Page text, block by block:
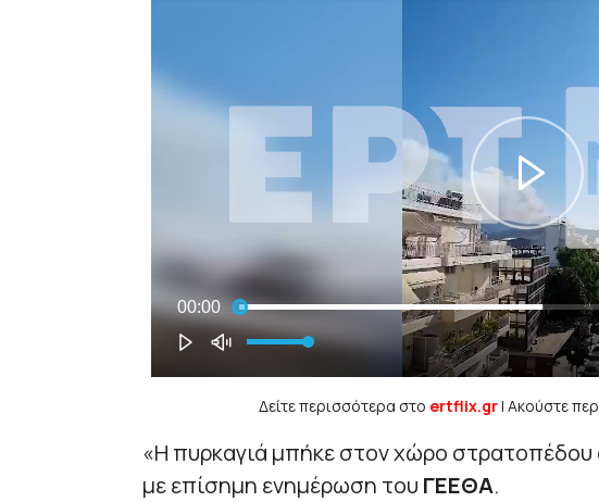
Δείτε περισσότερα στο ertflix.gr| Ακούστε
«Η πυρκαγιά μπήκε στον χώρο
με επίσημη ενημέρωση του ΓΕΕΘΑ.